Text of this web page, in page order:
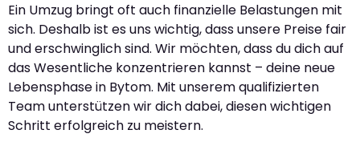
Ein Umzug bringt oft auch finanzielle Belastungen mit
sich. Deshalb ist es uns wichtig, dass unsere Preise fair
und erschwinglich sind. Wir möchten, dass du dich auf
das Wesentliche konzentrieren kannst – deine neue
Lebensphase in Bytom. Mit unserem qualifizierten
Team unterstützen wir dich dabei, diesen wichtigen
Schritt erfolgreich zu meistern.